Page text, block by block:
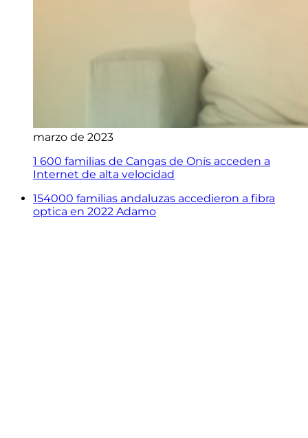
marzo de 2023
1 600 familias de Cangas de Onís acceden a
Internet de alta velocidad
154000 familias andaluzas accedieron a fibra
optica en 2022 Adamo